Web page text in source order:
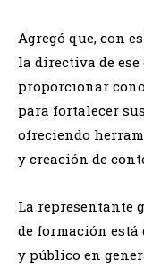
Agregó que, con
la directiva de
proporcionar
para fortalecer
ofreciendo
y creación de
La representante
de formación
y público en